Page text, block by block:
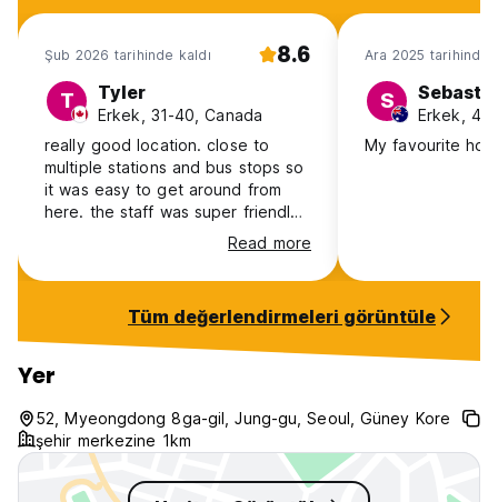
Şub 2026 tarihinde kaldı 8.6
T Tyler
Erkek, 31-40, Canada
really good location. close to
multiple stations and bus stops so
it was easy to get around from
here. the staff was super friendly
and helpful. I was in a private
room with a bathroom so the room
had everything I needed, the wall
would stay again.
Read more
Ara 2025 tarihinde
S
Erkek,
My favourite
Tüm değerlendirmeleri görüntüle
Yer
52, Myeongdong 8ga-gil, Jung-gu, Seoul, Güney Kore
şehir merkezine 1km